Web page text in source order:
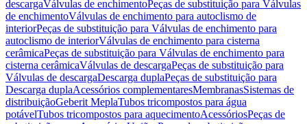
descargaVálvulas de enchimentoPeças de substituição para Válvulas
de enchimentoVálvulas de enchimento para autoclismo de
interiorPeças de substituição para Válvulas de enchimento para
autoclismo de interiorVálvulas de enchimento para cisterna
cerâmicaPeças de substituição para Válvulas de enchimento para
cisterna cerâmicaVálvulas de descargaPeças de substituição para
Válvulas de descargaDescarga duplaPeças de substituição para
Descarga duplaAcessórios complementaresMembranasSistemas de
distribuiçãoGeberit MeplaTubos tricompostos para água
potávelTubos tricompostos para aquecimentoAcessóriosPeças de